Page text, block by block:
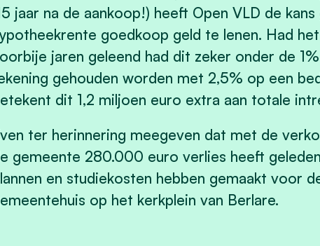
jaar na de aankoop!) heeft Open VLD de
goedkoop geld te lenen. Had
jaren geleend had dit zeker onder de
gehouden worden met 2,5% op een
dit 1,2 miljoen euro extra aan totale
ter herinnering meegeven dat met de
gemeente 280.000 euro verlies heeft
en studiekosten hebben gemaakt voor
op het kerkplein van Berlare.